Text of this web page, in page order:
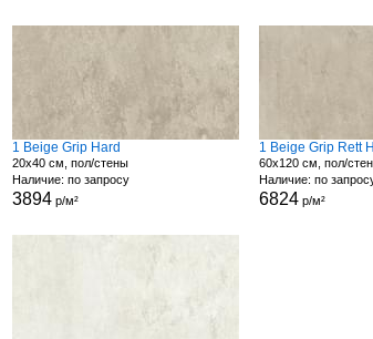
1 Beige Grip Hard
20x40 см, пол/стены
Наличие: по запросу
3894р/м²
1 Beige Grip Rett
60x120 см, пол/
Наличие: по
6824 р/м²